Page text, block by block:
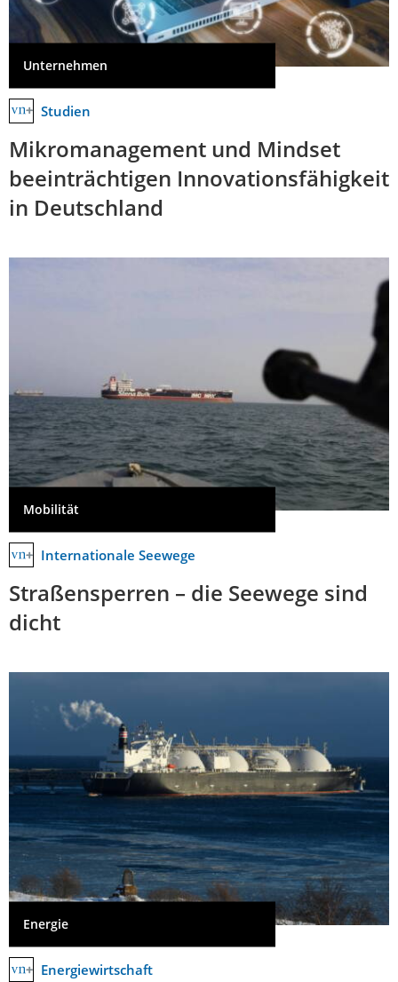
Unternehmen
Studien
Mikromanagement und Mindset
beeinträchtigen Innovationsfähigkeit
in Deutschland
Mobilität
Internationale Seewege
Straßensperren – die Seewege sind
dicht
Energie
Energiewirtschaft